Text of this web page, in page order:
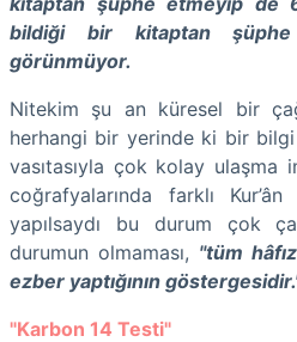
bildiği bir kitaptan
görünmüyor.
Nitekim şu an küresel bir
herhangi bir yerinde ki bir
vasıtasıyla çok kolay ulaşma
coğrafyalarında farklı
yapılsaydı bu durum çok
durumun olmaması, "tüm
ezber yaptığının
"Karbon 14 Testi"